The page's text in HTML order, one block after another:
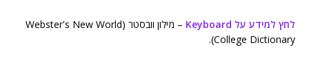
לחץ למידע על Keyboard
– מילון וובסטר (Webster's New World
College Dictionary).